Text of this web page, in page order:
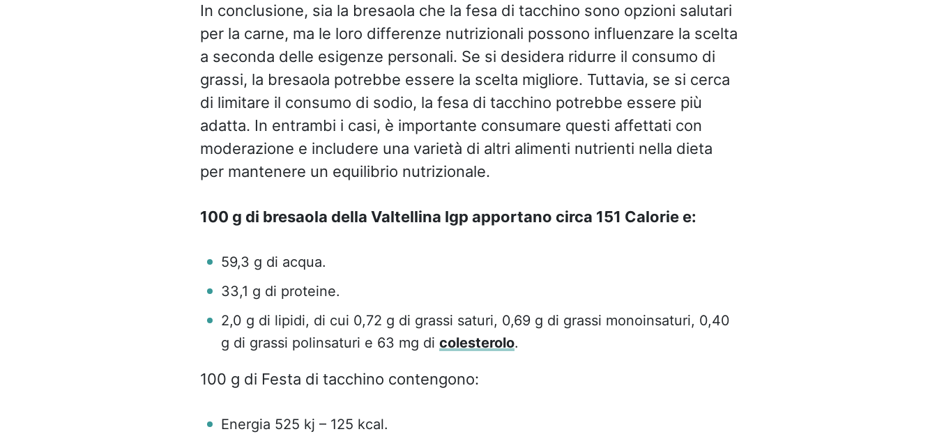
In conclusione, sia la bresaola che la fesa di tacchino sono opzioni salutari
per la carne, ma le loro differenze nutrizionali possono influenzare la scelta
a seconda delle esigenze personali. Se si desidera ridurre il consumo di
grassi, la bresaola potrebbe essere la scelta migliore. Tuttavia, se si cerca
di limitare il consumo di sodio, la fesa di tacchino potrebbe essere più
adatta. In entrambi i casi, è importante consumare questi affettati con
moderazione e includere una varietà di altri alimenti nutrienti nella dieta
per mantenere un equilibrio nutrizionale.
100 g di bresaola della Valtellina Igp apportano circa 151 Calorie e:
59,3 g di acqua.
33,1 g di proteine.
2,0 g di lipidi, di cui 0,72 g di grassi saturi, 0,69 g di grassi monoinsaturi, 0,40
g di grassi polinsaturi e 63 mg di colesterolo.
100 g di Festa di tacchino contengono:
Energia 525 kj – 125 kcal.